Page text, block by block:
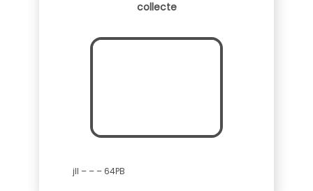
collecte
jll – – – 64PB